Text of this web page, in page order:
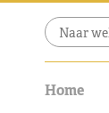
Home